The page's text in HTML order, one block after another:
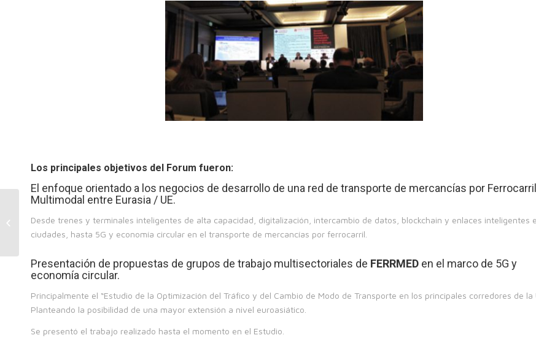
Los principales objetivos del Forum fueron:
El enfoque orientado a los negocios de desarrollo de una red de transporte de mercancías por
Multimodal entre Eurasia / UE.
Desde trenes y terminales inteligentes de alta capacidad, digitalización, intercambio de datos, blockchain y enlaces inteligentes
ciudades, hasta 5G y economía circular en el transporte de mercancías por ferrocarril.
Presentación de propuestas de grupos de trabajo multisectoriales de FERRMED en el marco de 5G y
economía circular.
Principalmente el “Estudio de la Optimización del Tráfico y del Cambio de Modo de Transporte en los principales corredores de la
Planteando la posibilidad de una mayor extensión a nivel euroasiático.
Se presentó el trabajo realizado hasta el momento en el Estudio.
los Masters en Supply Chain
Management de...